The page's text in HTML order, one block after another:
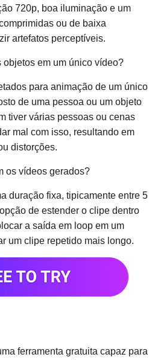
720p, boa iluminação e um
ou de baixa
artefatos perceptíveis.
objetos em um único vídeo?
para animação de um único
de uma pessoa ou um objeto
tiver várias pessoas ou cenas
mal com isso, resultando em
distorções.
os vídeos gerados?
duração fixa, tipicamente entre 5
de estender o clipe dentro
a saída em loop em um
um clipe repetido mais longo.
ferramenta gratuita capaz para